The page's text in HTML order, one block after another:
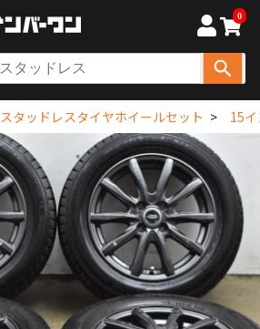
0
スタッドレスタイヤホイールセット 15